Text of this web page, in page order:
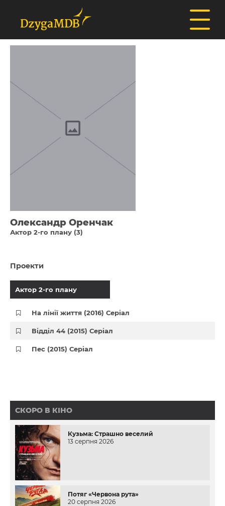
Олександр Оренчак
Актор 2-го плану (3)
Проекти
Актор 2-го плану
На лінії життя (2016) Серіал
Відділ 44 (2015) Серіал
Пес (2015) Серіал
СКОРО В КІНО
Кузьма: Страшно веселий
13 серпня 2026
Потяг «Червона рута»
20 серпня 2026